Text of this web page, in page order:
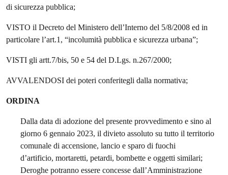
di sicurezza pubblica;
VISTO il Decreto del Ministero dell’Interno del 5/8/2008 ed in
particolare l’art.1, “incolumità pubblica e sicurezza urbana”;
VISTI gli artt.7/bis, 50 e 54 del D.Lgs. n.267/2000;
AVVALENDOSI dei poteri conferitegli dalla normativa;
ORDINA
Dalla data di adozione del presente provvedimento e sino al
giorno 6 gennaio 2023, il divieto assoluto su tutto il territorio
comunale di accensione, lancio e sparo di fuochi
d’artificio, mortaretti, petardi, bombette e oggetti similari;
Deroghe potranno essere concesse dall’Amministrazione